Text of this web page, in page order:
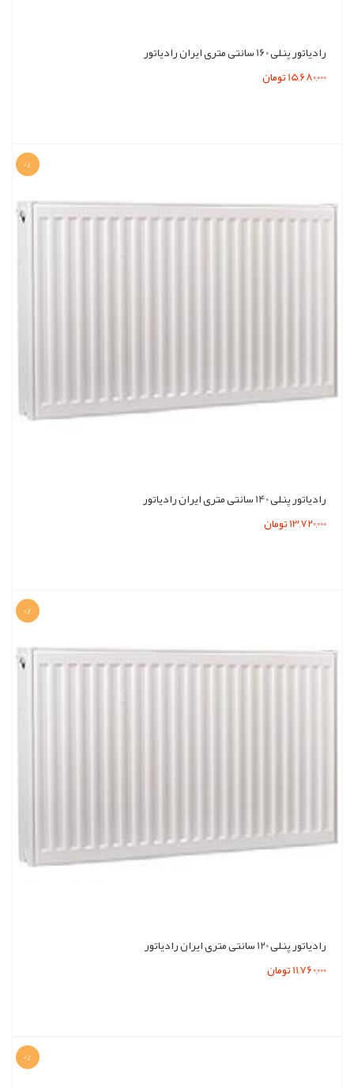
رادیاتور پنلی 160 سانتی متری ایران رادیاتور
15,680,000 تومان
رادیاتور پنلی 140 سانتی متری ایران رادیاتور
13,720,000 تومان
0%
رادیاتور پنلی 120 سانتی متری ایران رادیاتور
11,760,000 تومان
0%
0%